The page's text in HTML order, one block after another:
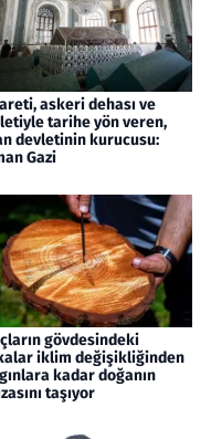
askeri dehası ve
tarihe yön veren,
devletinin kurucusu:
Gazi
gövdesindeki
iklim değişikliğinden
kadar doğanın
taşıyor